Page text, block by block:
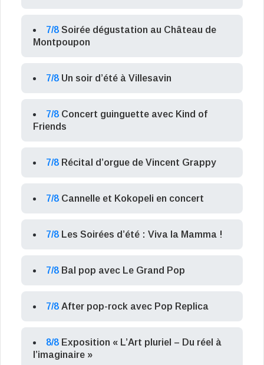
7/8 Soirée dégustation au Château de
Montpoupon
7/8 Un soir d’été à Villesavin
7/8 Concert guinguette avec Kind of
Friends
7/8 Récital d’orgue de Vincent Grappy
7/8 Cannelle et Kokopeli en concert
7/8 Les Soirées d’été : Viva la Mamma !
7/8 Bal pop avec Le Grand Pop
7/8 After pop-rock avec Pop Replica
8/8 Exposition « L’Art pluriel – Du réel à
l’imaginaire »